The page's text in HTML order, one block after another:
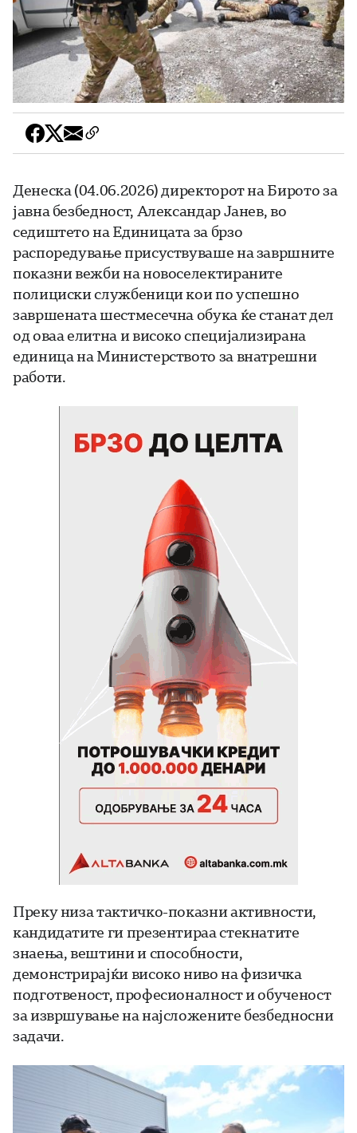
Денеска (04.06.2026) директорот на Бирото за
јавна безбедност, Александар Јанев, во
седиштето на Единицата за брзо
распоредување присуствуваше на завршните
показни вежби на новоселектираните
полициски службеници кои по успешно
завршената шестмесечна обука ќе станат дел
од оваа елитна и високо специјализирана
единица на Министерството за внатрешни
работи.
Преку низа тактичко-показни активности,
кандидатите ги презентираа стекнатите
знаења, вештини и способности,
демонстрирајќи високо ниво на физичка
подготвеност, професионалност и обученост
за извршување на најсложените безбедносни
задачи.